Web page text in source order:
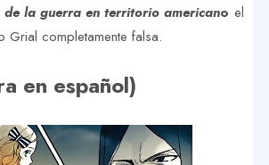
la guerra en territorio americano el
completamente falsa.
en español)